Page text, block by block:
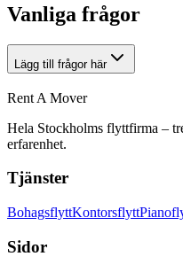
Vanliga frågor
Lägg till frågor här
Rent A Mover
Hela Stockholms flyttfirma –
erfarenhet.
Tjänster
BohagsflyttKontorsflytt
Sidor